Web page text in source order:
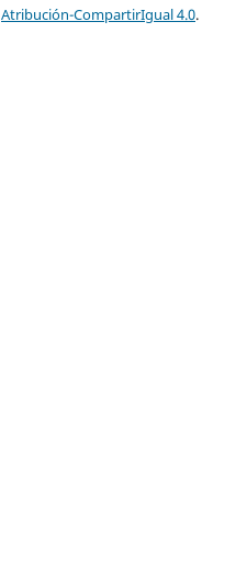
Atribución-CompartirIgual 4.0.